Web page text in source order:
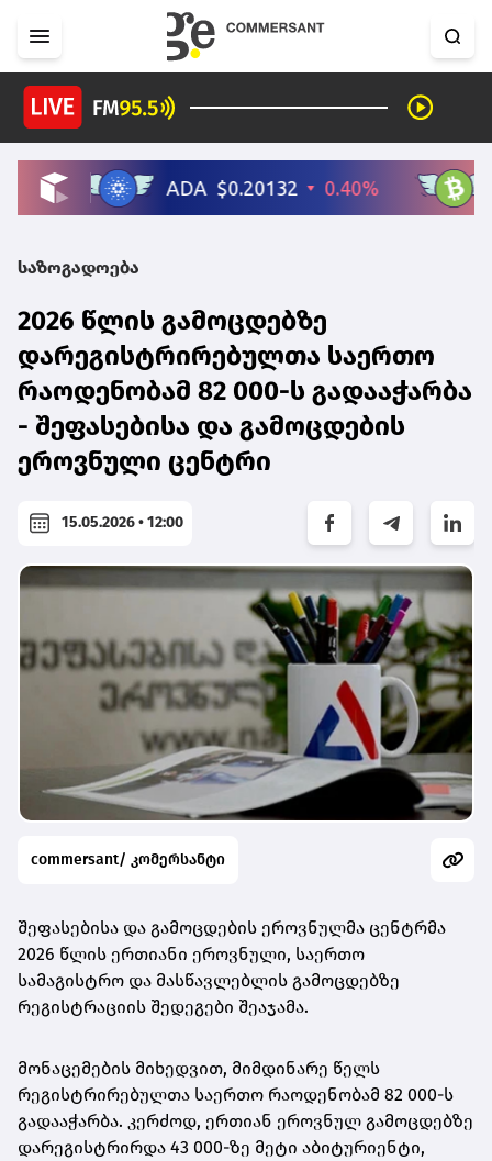
საზოგადოება
2026 წლის გამოცდებზე
დარეგისტრირებულთა საერთო
რაოდენობამ 82 000-ს გადააჭარბა
- შეფასებისა და გამოცდების
ეროვნული ცენტრი
15.05.2026 • 12:00
commersant/ კომერსანტი
შეფასებისა და გამოცდების ეროვნულმა ცენტრმა
2026 წლის ერთიანი ეროვნული, საერთო
სამაგისტრო და მასწავლებლის გამოცდებზე
რეგისტრაციის შედეგები შეაჯამა.
მონაცემების მიხედვით, მიმდინარე წელს
რეგისტრირებულთა საერთო რაოდენობამ 82 000-ს
გადააჭარბა. კერძოდ, ერთიან ეროვნულ გამოცდებზე
დარეგისტრირდა 43 000-ზე მეტი აბიტურიენტი,